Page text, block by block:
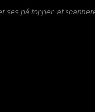
ses på toppen af